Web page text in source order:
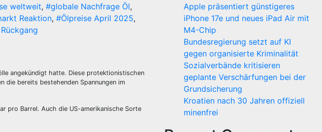
weltweit, #globale Nachfrage Öl,
Reaktion, #Ölpreise April 2025,
angekündigt hatte. Diese protektionistischen
die bereits bestehenden Spannungen im
pro Barrel. Auch die US-amerikanische Sorte
Apple präsentiert günstigeres
iPhone 17e und neues iPad Air mit
M4-Chip
Bundesregierung setzt auf KI
gegen organisierte Kriminalität
Sozialverbände kritisieren
geplante Verschärfungen bei der
Grundsicherung
Kroatien nach 30 Jahren offiziell
minenfrei